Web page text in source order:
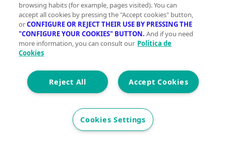
habitaciones, aire acondicionado y una ubicación
céntrica a pocos minutos de la playa, esta puede ser
una excelente oportunidad tanto como residencia
habitual como segunda vivienda. Contacte con
nosotros para obtener más información o concertar
honorarios de intermediación inmobiliaria;
browsing habits (for example, pages visited). You can
accept all cookies by pressing the "Accept cookies" button,
orCONFIGURE OR REJECT THEIR USE BY PRESSING THE
"CONFIGURE YOUR COOKIES" BUTTON. And if you need
more information, you can consult our Política de
Cookies
Accept Cookies
Reject All
Cookies Settings